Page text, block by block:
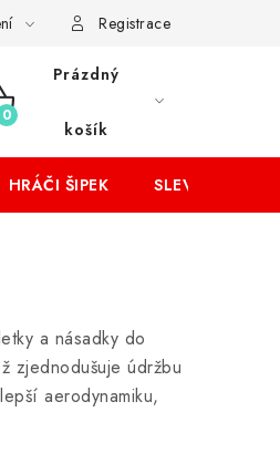
Registrace
Prázdný
košík
HRÁČI ŠIPEK SLEVY
a násadky do
zjednodušuje údržbu
aerodynamiku,